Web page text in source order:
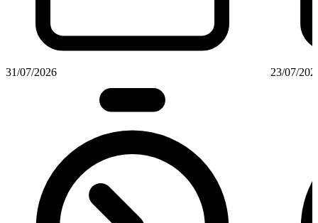
31/07/2026 23/07/